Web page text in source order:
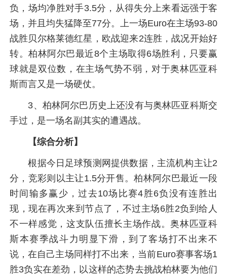
负，场均净胜对手3.5分，从得失分上来看远强于客
场，并且均失猛降至77分。上一场Euro在主场93-80
战胜贝尔格莱德红星，欧战迎来2连胜，战况开始好
转。柏林阿尔巴最近8个主场取得6场胜利，只要赢
球就是双位数，在主场气势不弱，对于奥林匹亚科
斯而言又是一场硬仗。
3、柏林阿尔巴历史上还没有与奥林匹亚科斯交
手过，是一场名副其实的遭遇战。
【综合分析】
根据今日足球预测网提供数据，主流机构主让2
分，竞彩则以主让1.5分开售。柏林阿尔巴最近一段
时间输多赢少，过去10场比赛4胜6负没有连胜出
现，现在再次来到节点了，不过主场6胜2负到给人
不一样感觉，这支队伍擅长主场作战。奥林匹亚科
斯本赛季战斗力明显下滑，到了客场打不出来不
说，在自己主场同样打不出来，当前Euro赛事客场1
胜3负实在差劲，以这样的态势去挑战柏林要为他们